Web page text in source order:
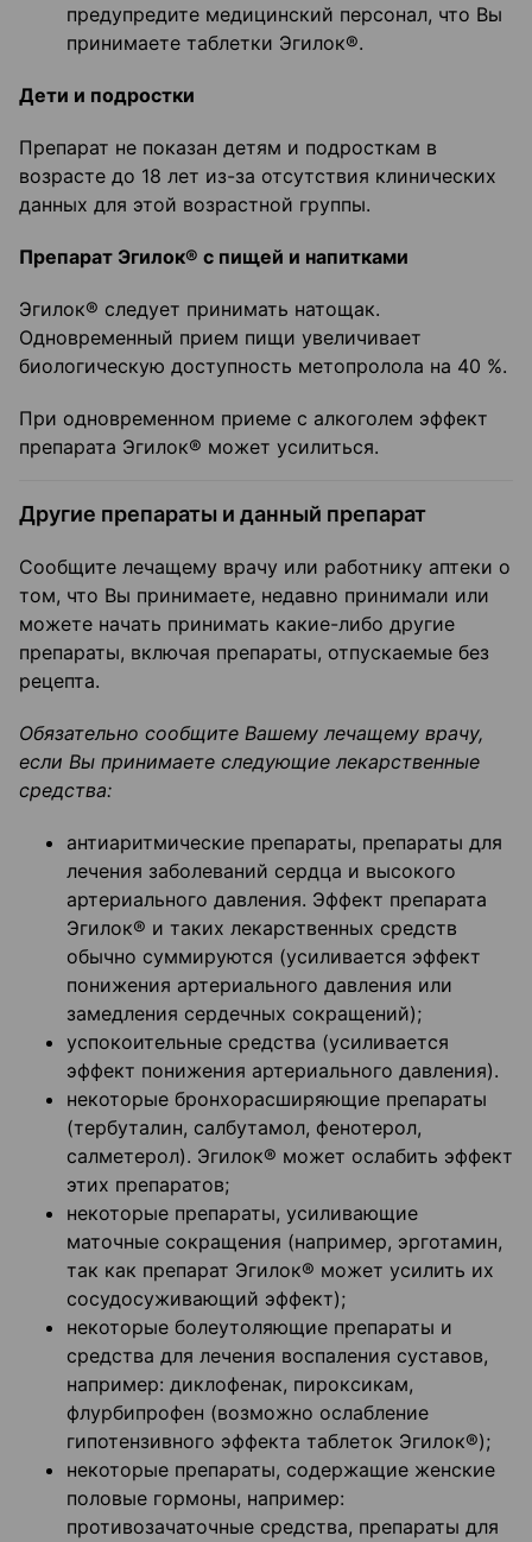
предупредите медицинский персонал, что Вы
принимаете таблетки Эгилок®.
Дети и подростки
Препарат не показан детям и подросткам в
возрасте до 18 лет из-за отсутствия клинических
данных для этой возрастной группы.
Препарат Эгилок® с пищей и напитками
Эгилок® следует принимать натощак.
Одновременный прием пищи увеличивает
биологическую доступность метопролола на 40 %.
При одновременном приеме с алкоголем эффект
препарата Эгилок® может усилиться.
Другие препараты и данный препарат
Сообщите лечащему врачу или работнику аптеки о
том, что Вы принимаете, недавно принимали или
можете начать принимать какие-либо другие
препараты, включая препараты, отпускаемые без
рецепта.
Обязательно сообщите Вашему лечащему врачу,
если Вы принимаете следующие лекарственные
средства:
антиаритмические препараты, препараты для
лечения заболеваний сердца и высокого
артериального давления. Эффект препарата
Эгилок® и таких лекарственных средств
обычно суммируются (усиливается эффект
понижения артериального давления или
замедления сердечных сокращений);
успокоительные средства (усиливается
эффект понижения артериального давления).
некоторые бронхорасширяющие препараты
(тербуталин, салбутамол, фенотерол,
салметерол). Эгилок® может ослабить эффект
этих препаратов;
некоторые препараты, усиливающие
маточные сокращения (например, эрготамин,
так как препарат Эгилок® может усилить их
сосудосуживающий эффект);
некоторые болеутоляющие препараты и
средства для лечения воспаления суставов,
например: диклофенак, пироксикам,
флурбипрофен (возможно ослабление
гипотензивного эффекта таблеток Эгилок®);
некоторые препараты, содержащие женские
половые гормоны, например:
противозачаточные средства, препараты для